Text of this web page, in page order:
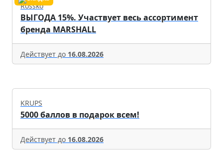
Rossko
ВЫГОДА 15%. Участвует весь ассортимент
бренда MARSHALL
Действует до 16.08.2026
KRUPS
5000 баллов в подарок всем!
Действует до 16.08.2026